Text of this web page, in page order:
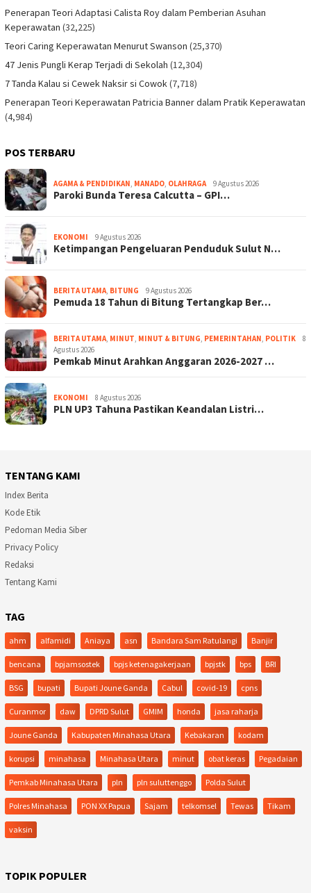
Penerapan Teori Adaptasi Calista Roy dalam Pemberian Asuhan
Keperawatan (32,225)
Teori Caring Keperawatan Menurut Swanson (25,370)
47 Jenis Pungli Kerap Terjadi di Sekolah (12,304)
7 Tanda Kalau si Cewek Naksir si Cowok(7,718)
Penerapan Teori Keperawatan Patricia Banner dalam Pratik Keperawatan
(4,984)
POS TERBARU
AGAMA & PENDIDIKAN, MANADO, OLAHRAGA 9 Agustus 2026
Paroki Bunda Teresa Calcutta – GPI…
EKONOMI 9 Agustus 2026
Ketimpangan Pengeluaran Penduduk Sulut N…
BERITA UTAMA, BITUNG 9 Agustus 2026
Pemuda 18 Tahun di Bitung Tertangkap Ber…
BERITA UTAMA, MINUT, MINUT & BITUNG, PEMERINTAHAN, POLITIK
8
Agustus 2026
Pemkab Minut Arahkan Anggaran 2026-2027 …
EKONOMI 8 Agustus 2026
PLN UP3 Tahuna Pastikan Keandalan Listri…
TENTANG KAMI
Index Berita
Kode Etik
Pedoman Media Siber
Privacy Policy
Redaksi
Tentang Kami
TAG
ahm alfamidi Aniaya asn Bandara Sam Ratulangi Banjir
bencana bpjamsostek bpjs ketenagakerjaan bpjstk bps BRI
BSG bupati Bupati Joune Ganda Cabul covid-19 cpns
Curanmor daw DPRD Sulut GMIM honda jasa raharja
Joune Ganda Kabupaten Minahasa Utara Kebakaran kodam
korupsi minahasa Minahasa Utara minut obat keras Pegadaian
Pemkab Minahasa Utara pln pln suluttenggo Polda Sulut
Polres Minahasa PON XX Papua Sajam telkomsel Tewas Tikam
vaksin
TOPIK POPULER